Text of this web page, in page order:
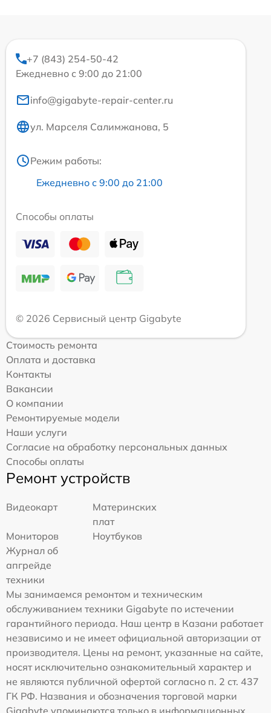
+7 (843) 254-50-42
Ежедневно с 9:00 до 21:00
info@gigabyte-repair-center.ru
ул. Марселя Салимжанова, 5
Режим работы:
Ежедневно с 9:00 до 21:00
Способы оплаты
© 2026 Сервисный центр Gigabyte
Стоимость ремонта
Оплата и доставка
Контакты
Вакансии
О компании
Ремонтируемые модели
Наши услуги
Согласие на обработку персональных данных
Способы оплаты
Ремонт устройств
Видеокарт
Материнских
плат
Мониторов
Ноутбуков
Журнал об
апгрейде
техники
Мы занимаемся ремонтом и техническим
обслуживанием техники Gigabyte по истечении
гарантийного периода. Наш центр в Казани работает
независимо и не имеет официальной авторизации от
производителя. Цены на ремонт, указанные на сайте,
носят исключительно ознакомительный характер и
не являются публичной офертой согласно п. 2 ст. 437
ГК РФ. Названия и обозначения торговой марки